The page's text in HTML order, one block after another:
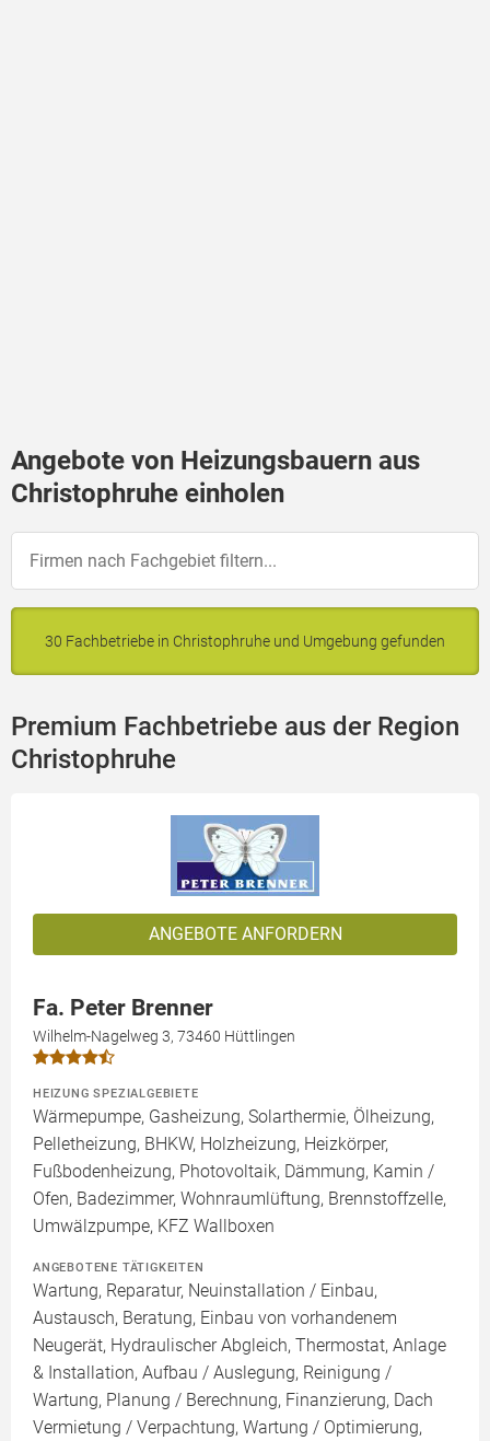
Angebote von Heizungsbauern aus
Christophruhe einholen
30 Fachbetriebe in Christophruhe und Umgebung gefunden
Premium Fachbetriebe aus der Region
Christophruhe
ANGEBOTE ANFORDERN
Fa. Peter Brenner
Wilhelm-Nagelweg 3, 73460 Hüttlingen
HEIZUNG SPEZIALGEBIETE
Wärmepumpe, Gasheizung, Solarthermie, Ölheizung,
Pelletheizung, BHKW, Holzheizung, Heizkörper,
Fußbodenheizung, Photovoltaik, Dämmung, Kamin /
Ofen, Badezimmer, Wohnraumlüftung, Brennstoffzelle,
Umwälzpumpe, KFZ Wallboxen
ANGEBOTENE TÄTIGKEITEN
Wartung, Reparatur, Neuinstallation / Einbau,
Austausch, Beratung, Einbau von vorhandenem
Neugerät, Hydraulischer Abgleich, Thermostat, Anlage
& Installation, Aufbau / Auslegung, Reinigung /
Wartung, Planung / Berechnung, Finanzierung, Dach
Vermietung / Verpachtung, Wartung / Optimierung,